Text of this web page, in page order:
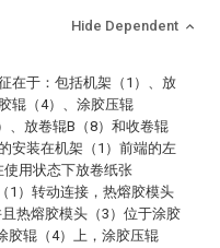
Hide Dependent
在于：包括机架（1）、放
辊（4）、涂胶压辊
、放卷辊B（8）和收卷辊
安装在机架（1）前端的左
用状态下放卷纸张
1）转动连接，热熔胶模头
热熔胶模头（3）位于涂胶
胶辊（4）上，涂胶压辊